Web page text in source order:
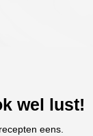
wel lust!
eens.